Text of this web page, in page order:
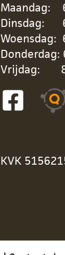
Maandag:
Dinsdag:
Woensdag:
Donderdag:
Vrijdag:
KVK